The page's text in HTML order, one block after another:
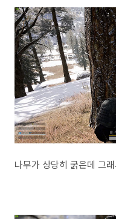
나무가 상당히 굵은데 그